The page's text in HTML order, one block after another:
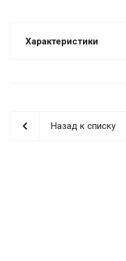
Характеристики
Назад к списку